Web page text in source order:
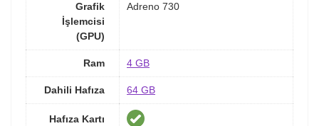
Grafik
İşlemcisi
(GPU)
Adreno 730
Ram 4 GB
Dahili Hafıza 64 GB
Hafıza Kartı